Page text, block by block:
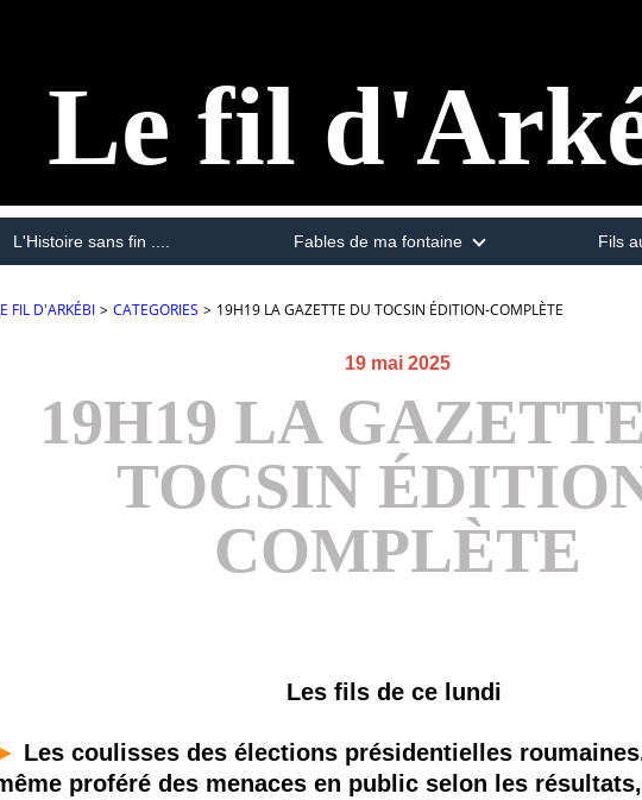
Le fil
L'Histoire sans fin .... Fables de ma fontaine Fils
FIL D'ARKÉBI > CATEGORIES > 19H19 LA GAZETTE DU TOCSIN ÉDITION-COMPLÈTE
19 mai 2025
19H19 LA
TOCSIN
COMPLÈTE
Les fils de ce lundi
Les coulisses des élections présidentielles
proféré des menaces en public selon les résultats,